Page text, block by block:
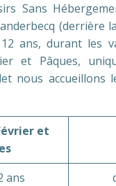
Sans
(derrière
ans, durant les
et Pâques,
nous accueillons
et
ans